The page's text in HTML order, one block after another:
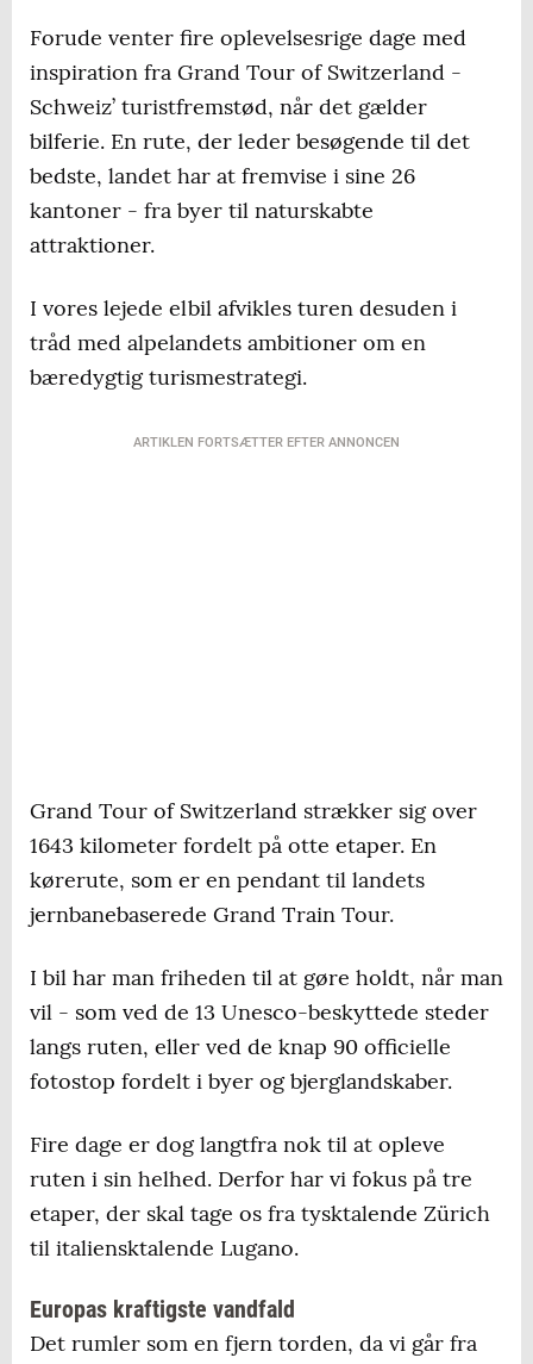
Forude venter fire oplevelsesrige dage med
inspiration fra Grand Tour of Switzerland -
Schweiz’ turistfremstød, når det gælder
bilferie. En rute, der leder besøgende til det
bedste, landet har at fremvise i sine 26
kantoner - fra byer til naturskabte
attraktioner.
I vores lejede elbil afvikles turen desuden i
tråd med alpelandets ambitioner om en
bæredygtig turismestrategi.
ARTIKLEN FORTSÆTTER EFTER ANNONCEN
Grand Tour of Switzerland strækker sig over
1643 kilometer fordelt på otte etaper. En
kørerute, som er en pendant til landets
jernbanebaserede Grand Train Tour.
I bil har man friheden til at gøre holdt, når man
vil - som ved de 13 Unesco-beskyttede steder
langs ruten, eller ved de knap 90 officielle
fotostop fordelt i byer og bjerglandskaber.
Fire dage er dog langtfra nok til at opleve
ruten i sin helhed. Derfor har vi fokus på tre
etaper, der skal tage os fra tysktalende Zürich
til italiensktalende Lugano.
Europas kraftigste vandfald
Det rumler som en fjern torden, da vi går fra